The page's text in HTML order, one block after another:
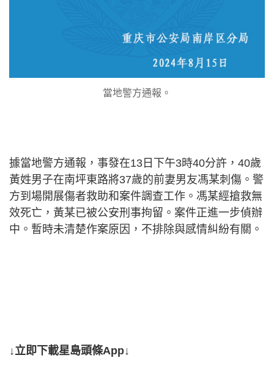
當地警方通報。
據當地警方通報，事發在13日下午3時40分許，40歲
黃姓男子在南坪東路將37歲的前妻男友馮某刺傷。警
方到場開展傷者救助和案件調查工作。馮某經搶救無
效死亡，黃某已被公安刑事拘留。案件正進一步偵辦
中。暫時未清楚作案原因，不排除與感情糾紛有關。
↓立即下載星島頭條App↓